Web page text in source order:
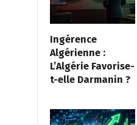
Ingérence
Algérienne :
L’Algérie Favorise-
t-elle Darmanin ?